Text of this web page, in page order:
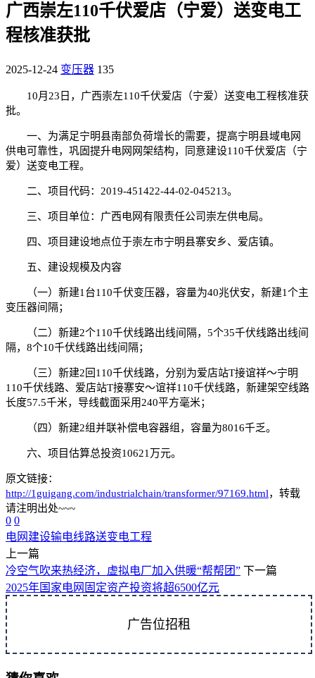
广西崇左110千伏爱店（宁爱）送变电工
程核准获批
2025-12-24 变压器 135
10月23日，广西崇左110千伏爱店（宁爱）送变电工程核准获
批。
一、为满足宁明县南部负荷增长的需要，提高宁明县域电网
供电可靠性，巩固提升电网网架结构，同意建设110千伏爱店（宁
爱）送变电工程。
二、项目代码：2019-451422-44-02-045213。
三、项目单位：广西电网有限责任公司崇左供电局。
四、项目建设地点位于崇左市宁明县寨安乡、爱店镇。
五、建设规模及内容
（一）新建1台110千伏变压器，容量为40兆伏安，新建1个主
变压器间隔；
（二）新建2个110千伏线路出线间隔，5个35千伏线路出线间
隔，8个10千伏线路出线间隔；
（三）新建2回110千伏线路，分别为爱店站T接谊祥～宁明
110千伏线路、爱店站T接寨安～谊祥110千伏线路，新建架空线路
长度57.5千米，导线截面采用240平方毫米；
（四）新建2组并联补偿电容器组，容量为8016千乏。
六、项目估算总投资10621万元。
原文链接：
http://1guigang.com/industrialchain/transformer/97169.html，转载
请注明出处~~~
0 0
电网建设输电线路送变电工程
上一篇
冷空气吹来热经济，虚拟电厂加入供暖“帮帮团” 下一篇
2025年国家电网固定资产投资将超6500亿元
广告位招租